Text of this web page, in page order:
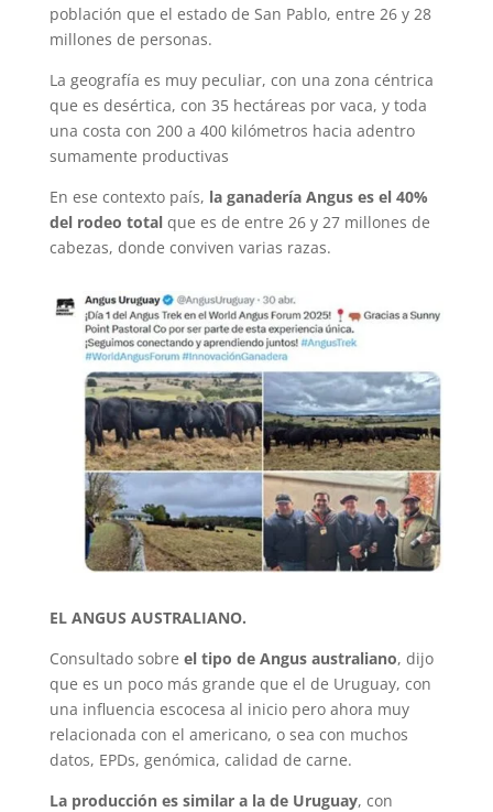
población que el estado de San Pablo, entre 26 y 28
millones de personas.
La geografía es muy peculiar, con una zona céntrica
que es desértica, con 35 hectáreas por vaca, y toda
una costa con 200 a 400 kilómetros hacia adentro
sumamente productivas
En ese contexto país, la ganadería Angus es el 40%
del rodeo totalque es de entre 26 y 27 millones de
cabezas, donde conviven varias razas.
EL ANGUS AUSTRALIANO.
Consultado sobre el tipo de Angus australiano, dijo
que es un poco más grande que el de Uruguay, con
una influencia escocesa al inicio pero ahora muy
relacionada con el americano, o sea con muchos
datos, EPDs, genómica, calidad de carne.
La producción es similar a la de Uruguay, con